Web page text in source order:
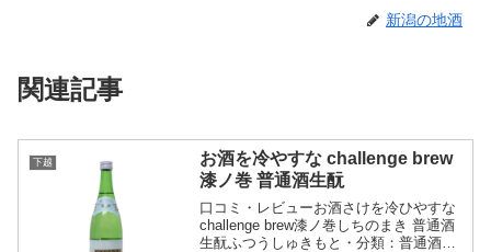
新潟の地酒
関連記事
下越
お酒を冷やすな challenge brew
漆ノ巻 普通酒生酛
口コミ・レビューお酒さけを冷ひやすな
challenge brew漆ノ巻しちのまき 普通酒
生酛ふつうしゅきもと・分類：普通酒・